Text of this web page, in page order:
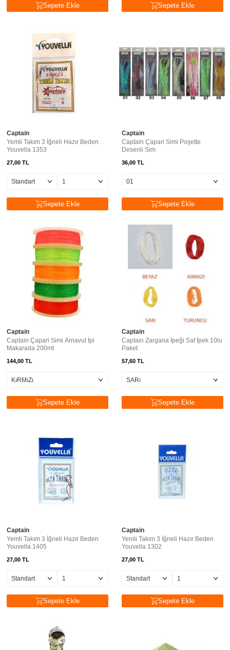
Sepete Ekle Sepete Ekle
Captain
Yemli Takım 3 İğneli Hazır Beden
Youvella 1353
27,00 TL
Sepete Ekle
Captain
Captain Çapari Simi Poşette
Desenli Sim
36,00 TL
Sepete Ekle
Captain
Captain Çapari Simi Arnavut İpi
Makarada 200mt
144,00 TL
Sepete Ekle
Captain
Captain Zargana İpeği Saf İpek 10lu
Paket
57,60 TL
Sepete Ekle
Captain
Yemli Takım 3 İğneli Hazır Beden
Youvella 1405
27,00 TL
Sepete Ekle
Captain
Yemli Takım 3 İğneli Hazır Beden
Youvella 1302
27,00 TL
Sepete Ekle